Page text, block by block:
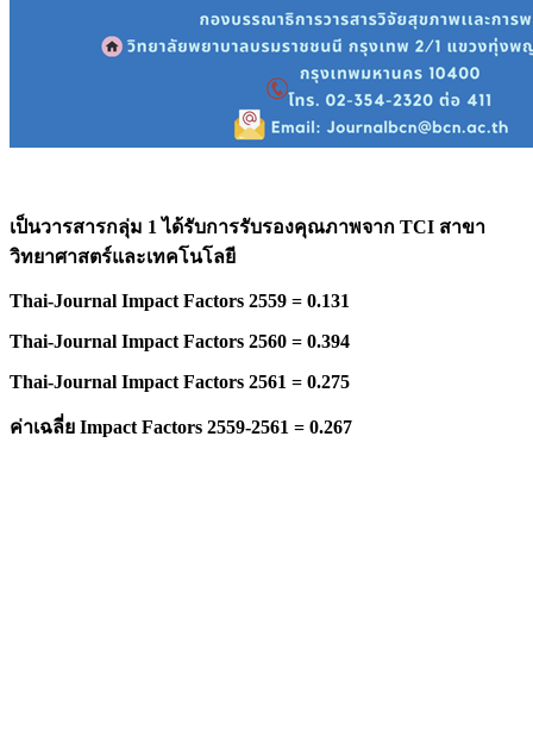
เป็นวารสารกลุ่ม 1 ได้รับการรับรองคุณภาพจาก TCI สาขา
วิทยาศาสตร์และเทคโนโลยี
Thai-Journal Impact Factors 2559 = 0.131
Thai-Journal Impact Factors 2560 = 0.394
Thai-Journal Impact Factors 2561 = 0.275
ค่าเฉลี่ย Impact Factors 2559-2561 = 0.267